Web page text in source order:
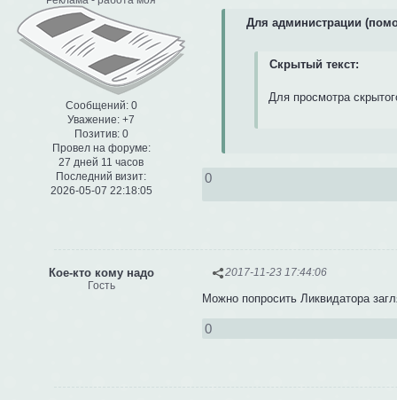
Сообщений:0
Уважение: +7
Позитив: 0
Провел на форуме:
27 дней 11 часов
Последний визит:
2026-05-07 22:18:05
Для администрации
Скрытый текст:
Для просмотра
0
2017-11-23 17:44:06
Кое-кто кому надо
Гость
Можно попросить Ликвидатора
0